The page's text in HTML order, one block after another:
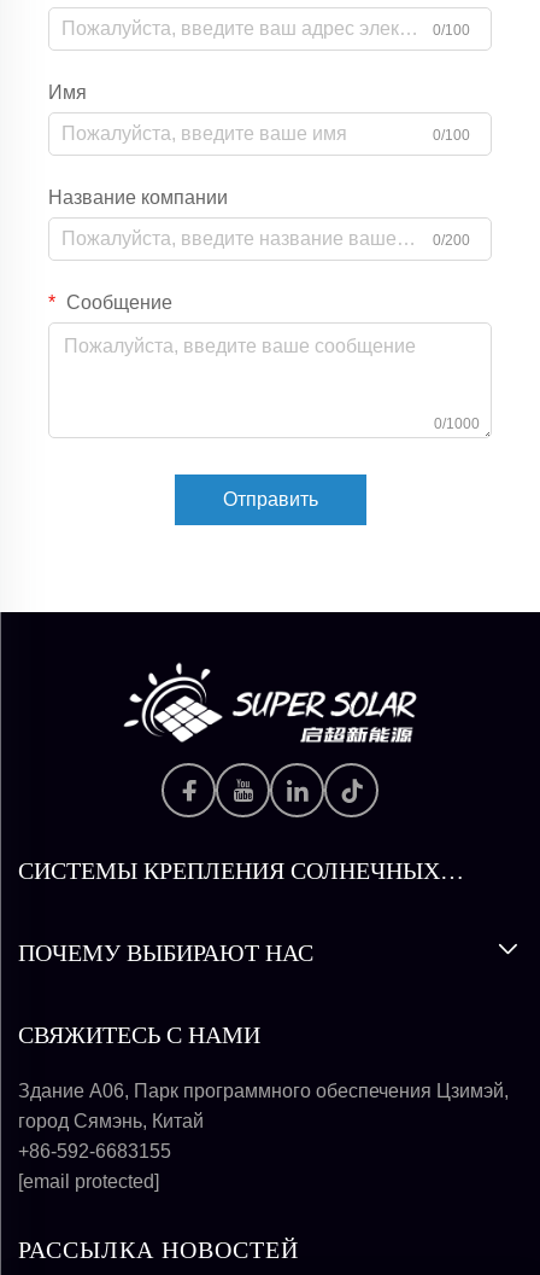
0/100
Имя
0/100
Название компании
0/200
Сообщение
0/1000
Отправить
СИСТЕМЫ КРЕПЛЕНИЯ СОЛНЕЧНЫХ
ПОЧЕМУ ВЫБИРАЮТ НАС
СВЯЖИТЕСЬ С НАМИ
Здание A06, Парк программного обеспечения Цзимэй,
город Сямэнь, Китай
+86-592-6683155
[email protected]
РАССЫЛКА НОВОСТЕЙ